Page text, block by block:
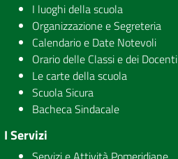
I luoghi della scuola
Organizzazione e Segreteria
Calendario e Date Notevoli
Orario delle Classi e dei Docenti
Le carte della scuola
Scuola Sicura
Bacheca Sindacale
I Servizi